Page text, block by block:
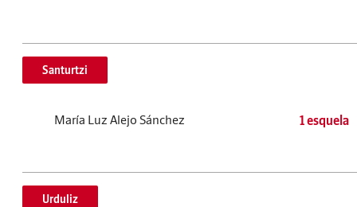
Santurtzi
María Luz Alejo Sánchez 1 esquela
Urduliz